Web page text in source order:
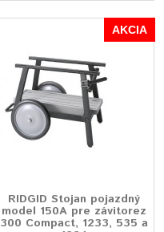
AKCIA
RIDGID Stojan pojazdný
model 150A pre závitorez
300 Compact, 1233, 535 a